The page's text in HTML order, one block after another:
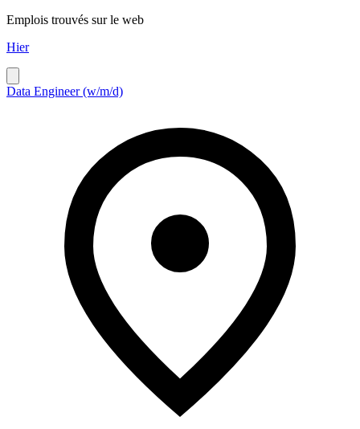
Emplois trouvés sur le web
Hier
Data Engineer (w/m/d)